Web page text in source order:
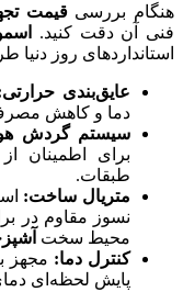
هنگام بررسیقیمت
فنی آن دقت کنید.
استانداردهای روز
عایق‌بندی
دما و کاهش
سیستم گردش
برای اطمینان
طبقات.
متریال ساخت:
نسوز مقاوم در
محیط سخت
کنترل دما: مجهز
پایش لحظه‌ای